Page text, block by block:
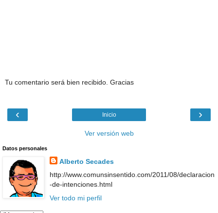
Tu comentario será bien recibido. Gracias
‹ ›
Inicio
Ver versión web
Datos personales
Alberto Secades
http://www.comunsinsentido.com/2011/08/declaracion
-de-intenciones.html
Ver todo mi perfil